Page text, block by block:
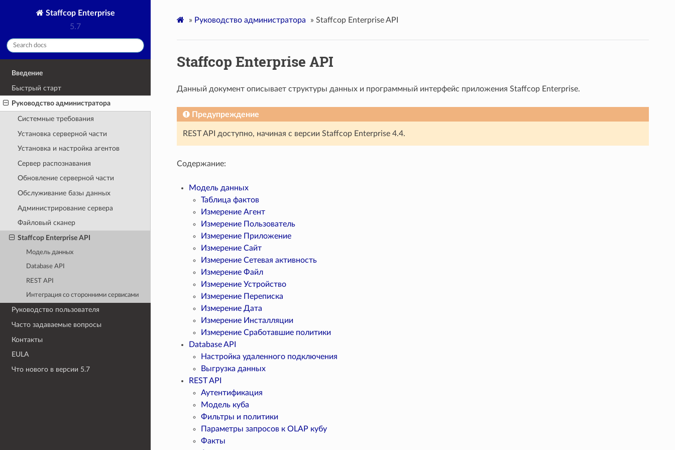
Staffcop Enterprise
5.7
Введение
Быстрый старт
Руководство администратора
Системные требования
Установка серверной части
Установка и настройка агентов
Cервер распознавания
Обновление серверной части
Обслуживание базы данных
Администрирование сервера
Файловый сканер
Staffcop Enterprise API
Модель данных
Database API
REST API
Интеграция со сторонними сервисами
Руководство пользователя
Часто задаваемые вопросы
Контакты
EULA
Что нового в версии 5.7
» Руководство администратора » Staffcop Enterprise API
Staffcop Enterprise API
Данный документ описывает структуры данных и программный интерфейс приложения Staffcop Enterprise.
Предупреждение
REST API доступно, начиная с версии Staffcop Enterprise 4.4.
Cодержание:
Модель данных
Таблица фактов
Измерение Агент
Измерение Пользователь
Измерение Приложение
Измерение Сайт
Измерение Сетевая активность
Измерение Файл
Измерение Устройство
Измерение Переписка
Измерение Дата
Измерение Инсталляции
Измерение Сработавшие политики
Database API
Настройка удаленного подключения
Выгрузка данных
REST API
Аутентификация
Модель куба
Фильтры и политики
Параметры запросов к OLAP кубу
Факты